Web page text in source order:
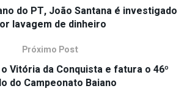
do PT, João Santana é investigado
lavagem de dinheiro
Próximo Post
Vitória da Conquista e fatura o 46º
do Campeonato Baiano